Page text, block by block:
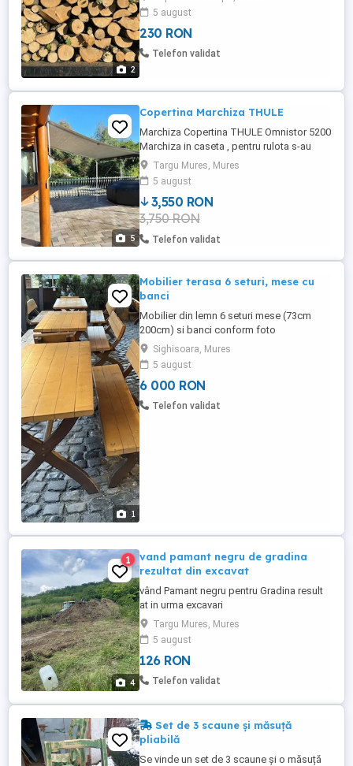
2
5 august
230 RON
Telefon validat
5
Copertina Marchiza THULE
Marchiza Copertina THULE Omnistor 5200
Marchiza in caseta , pentru rulota s-au
autorulota Lungime marchiza: 302 cm.
Adancime: 250 cm. Greutate: 23 kg.
Culoare caseta : Antracit. Culoare stofa
prelata : Gri Marchiza este ingrijita , se afla
in stare noua .
Targu Mures, Mures
5 august
3,550 RON
3,750 RON
Telefon validat
1
Mobilier terasa 6 seturi, mese cu
banci
Mobilier din lemn 6 seturi mese (73cm
200cm) si banci conform foto
Sighisoara, Mures
5 august
6 000 RON
Telefon validat
4
1
vand pamant negru de gradina
rezultat din excavat
vând Pamant negru pentru Gradina result
at in urma excavari
Targu Mures, Mures
5 august
126 RON
Telefon validat
Set de 3 scaune și măsuță
pliabilă
Se vinde un set de 3 scaune și o măsuță